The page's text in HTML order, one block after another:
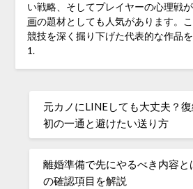
い戦略、そしてプレイヤーの心理戦が
画の題材としても人気があります。
競技を深く掘り下げた代表的な作品を
1.
元カノにLINEしても大丈夫？
初の一通と避けたい送り方
離婚準備で先にやるべき内容
の確認項目を解説